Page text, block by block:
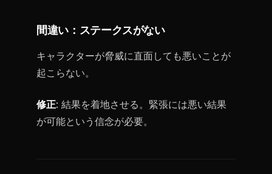
間違い：ステークスがない
キャラクターが脅威に直面しても悪いことが
起こらない。
修正: 結果を着地させる。緊張には悪い結果
が可能という信念が必要。